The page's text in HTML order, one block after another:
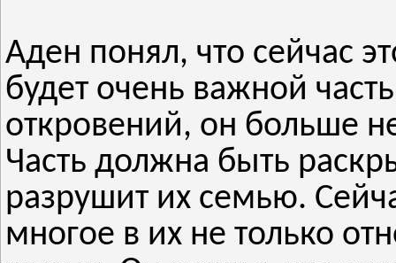
Аден понял, что сейчас
будет очень важной
откровений, он больше
Часть должна быть
разрушит их семью.
многое в их не только